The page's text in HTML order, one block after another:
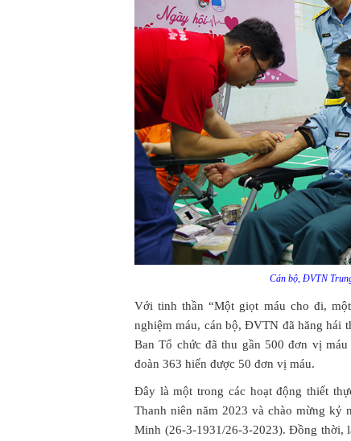
Cán bộ, ĐVTN
Với tinh thần “Một giọt máu cho đi,
nghiệm máu, cán bộ, ĐVTN đã hăng hái
Ban Tổ chức đã thu gần 500 đơn vị
đoàn 363 hiến được 50 đơn vị máu.
Đây là một trong các hoạt động thiết
Thanh niên năm 2023 và chào mừng kỷ
Minh (26-3-1931/26-3-2023). Đồng thời,